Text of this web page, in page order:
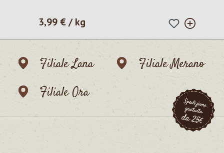
Prezzo normale:
3,99 € / kg
Filiale Lana
Filiale Merano
Filiale Ora